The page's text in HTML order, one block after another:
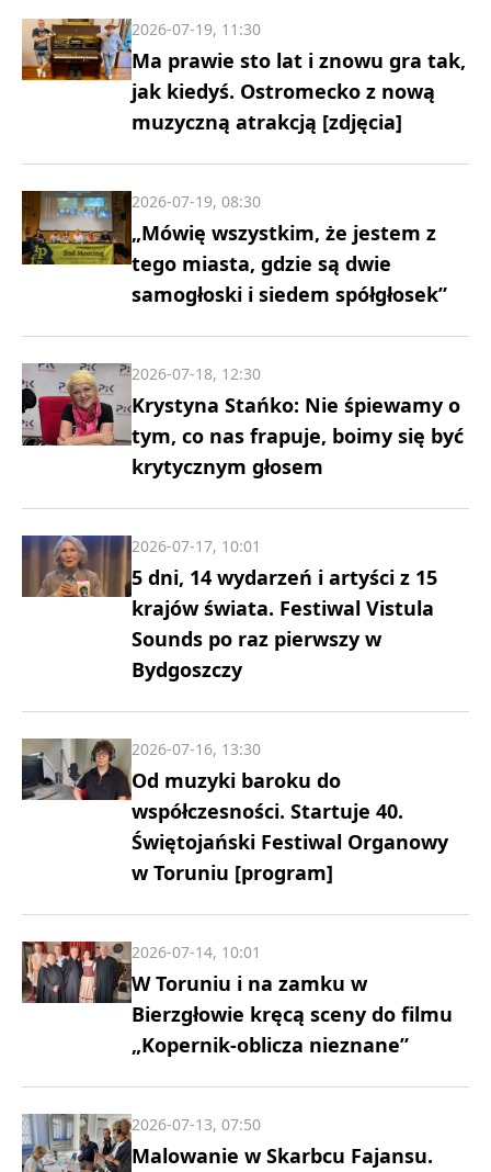
Ma prawie sto lat i znowu gra tak,
jak kiedyś. Ostromecko z nową
muzyczną atrakcją [zdjęcia]
2026-07-19, 11:30
„Mówię wszystkim, że jestem z
tego miasta, gdzie są dwie
samogłoski i siedem spółgłosek”
2026-07-19, 08:30
Krystyna Stańko: Nie śpiewamy o
tym, co nas frapuje, boimy się być
krytycznym głosem
2026-07-18, 12:30
5 dni, 14 wydarzeń i artyści z 15
krajów świata. Festiwal Vistula
Sounds po raz pierwszy w
Bydgoszczy
2026-07-17, 10:01
Od muzyki baroku do
współczesności. Startuje 40.
Świętojański Festiwal Organowy
w Toruniu [program]
2026-07-16, 13:30
W Toruniu i na zamku w
Bierzgłowie kręcą sceny do filmu
„Kopernik-oblicza nieznane”
2026-07-14, 10:01
Malowanie w Skarbcu Fajansu.
2026-07-13, 07:50